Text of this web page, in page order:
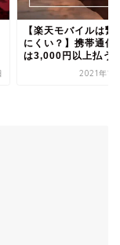
【楽天モバイルは繋
にくい？】携帯通信
は3,000円以上払う
2021年1